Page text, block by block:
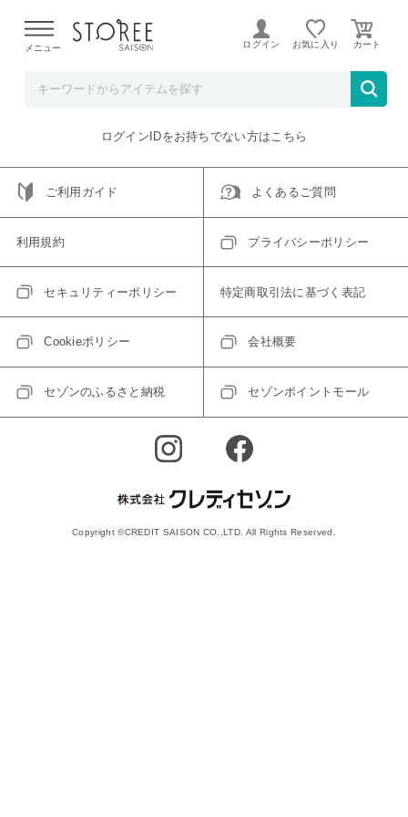
よる配送遅延が発生しております。
メニュー ログイン お気に入り
ご指定のアイテムは取り扱い終了、またはただいま取り扱い
トップへ戻る
ログインIDをお持ちでない方はこちら
ご利用ガイド よくあるご質問
利用規約 プライバシーポリシー
セキュリティーポリシー 特定商取引法に基づく表記
Cookieポリシー 会社概要
セゾンのふるさと納税 セゾンポイントモール
Copyright ©CREDIT SAISON CO.,LTD. All Rights Reserved.